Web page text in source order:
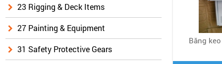
23 Rigging & Deck Items
27 Painting & Equipment
31 Safety Protective Gears
Băng